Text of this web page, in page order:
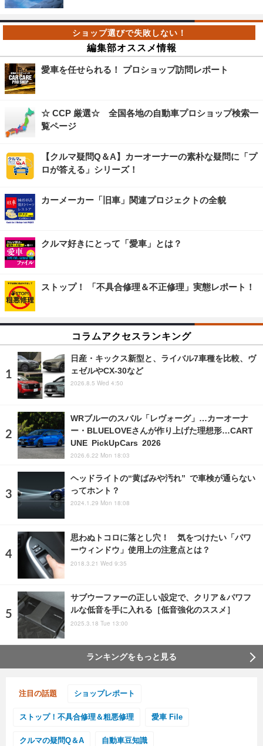
編集部オススメ情報
愛車を任せられる！ プロショップ訪問レポート
☆ CCP 厳選☆ 全国各地の自動車プロショップ検索一
覧ページ
【クルマ疑問Q＆A】カーオーナーの素朴な疑問に「プ
ロが答える」シリーズ！
カーメーカー「旧車」関連プロジェクトの全貌
クルマ好きにとって「愛車」とは？
ストップ！ 「不具合修理＆不正修理」実態レポート！
コラムアクセスランキング
日産・キックス新型と、ライバル7車種を比較、ヴ
ェゼルやCX-30など
2026.8.5 Wed 4:50
WRブルーのスバル「レヴォーグ」…カーオーナ
ー・BLUELOVEさんが作り上げた理想形…CART
UNE PickUpCars 2026
2026.6.22 Mon 18:03
ヘッドライトの“黄ばみや汚れ” で車検が通らない
ってホント？
2024.1.29 Mon 18:08
思わぬトコロに落とし穴！ 気をつけたい「パワ
ーウィンドウ」使用上の注意点とは？
2018.3.21 Wed 9:35
サブウーファーの正しい設定で、クリア＆パワフ
ルな低音を手に入れる［低音強化のススメ］
2025.3.18 Tue 13:00
ランキングをもっと見る
注目の話題 ショップレポート
ストップ！不具合修理＆粗悪修理 愛車 File
クルマの疑問Q＆A 自動車豆知識